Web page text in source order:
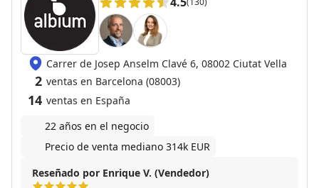
Carrer de Josep Anselm Clavé 6, 08002 Ciutat Vella
2 ventas en Barcelona (08003)
14 ventas en España
22 años en el negocio
Precio de venta mediano 314k EUR
Reseñado por Enrique V. (Vendedor)